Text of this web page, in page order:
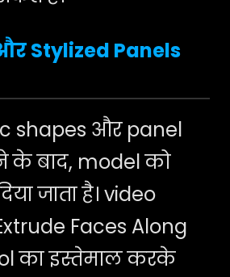
Stylized Panels
shapes और panel
के बाद, model को
जाता है। video
Faces Along
का इस्तेमाल करके